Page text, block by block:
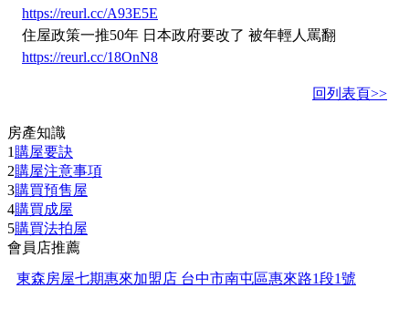
https://reurl.cc/A93E5E
住屋政策一推50年 日本政府要改了 被年輕人罵翻
https://reurl.cc/18OnN8
回列表頁>>
房產知識
1 購屋要訣
2購屋注意事項
3購買預售屋
4購買成屋
5購買法拍屋
會員店推薦
東森房屋七期惠來加盟店 台中市南屯區惠來路1段1號